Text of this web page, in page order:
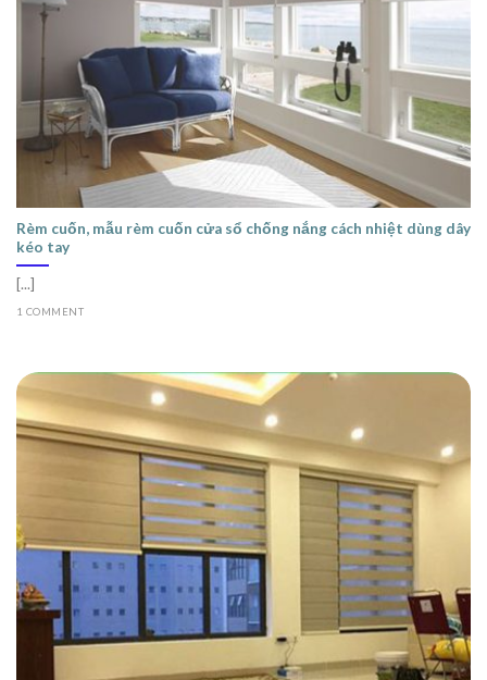
Rèm cuốn, mẫu rèm cuốn cửa sổ chống nắng cách nhiệt dùng dây
kéo tay
[...]
1 COMMENT